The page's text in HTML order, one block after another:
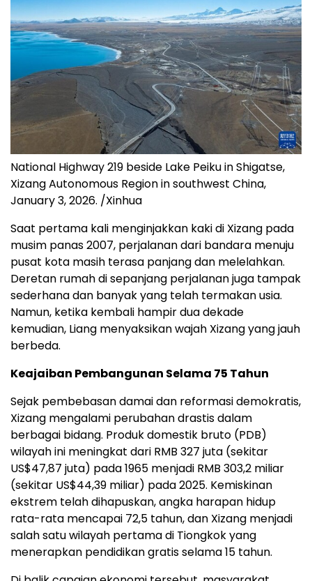
National Highway 219 beside Lake Peiku in Shigatse,
Xizang Autonomous Region in southwest China,
January 3, 2026. /Xinhua
Saat pertama kali menginjakkan kaki di Xizang pada
musim panas 2007, perjalanan dari bandara menuju
pusat kota masih terasa panjang dan melelahkan.
Deretan rumah di sepanjang perjalanan juga tampak
sederhana dan banyak yang telah termakan usia.
Namun, ketika kembali hampir dua dekade
kemudian, Liang menyaksikan wajah Xizang yang jauh
berbeda.
Keajaiban Pembangunan Selama 75 Tahun
Sejak pembebasan damai dan reformasi demokratis,
Xizang mengalami perubahan drastis dalam
berbagai bidang. Produk domestik bruto (PDB)
wilayah ini meningkat dari RMB 327 juta (sekitar
US$47,87 juta) pada 1965 menjadi RMB 303,2 miliar
(sekitar US$44,39 miliar) pada 2025. Kemiskinan
ekstrem telah dihapuskan, angka harapan hidup
rata-rata mencapai 72,5 tahun, dan Xizang menjadi
salah satu wilayah pertama di Tiongkok yang
menerapkan pendidikan gratis selama 15 tahun.